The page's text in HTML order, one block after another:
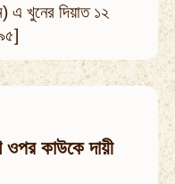
এ খুনের দিয়াত ১২
কাউকে দায়ী